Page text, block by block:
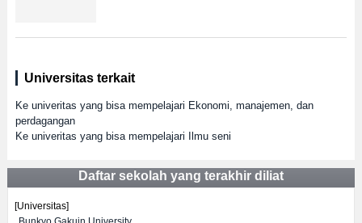
Universitas terkait
Ke univeritas yang bisa mempelajari Ekonomi, manajemen, dan
perdagangan
Ke univeritas yang bisa mempelajari Ilmu seni
Daftar sekolah yang terakhir diliat
[Universitas]